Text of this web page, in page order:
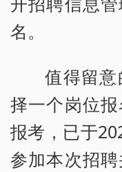
名。
值得留
择一个岗位
报考，已于
参加本次招